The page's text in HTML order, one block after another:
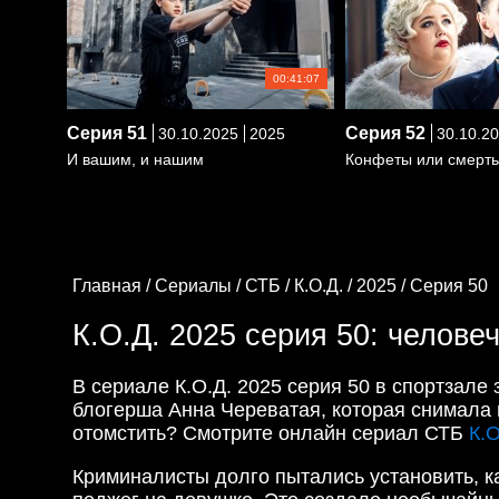
00:41:07
Серия 51 30.10.2025
2025
И вашим, и нашим
Серия 52
Конфеты или
Главная /Сериалы /СТБ / К.О.Д. / 2025 /Серия 50
К.О.Д. 2025 серия 50:
В сериале К.О.Д. 2025 серия 50 в спортзале
блогерша Анна Череватая, которая
отомстить? Смотрите онлайн сериал СТБ
Криминалисты долго пытались установить,